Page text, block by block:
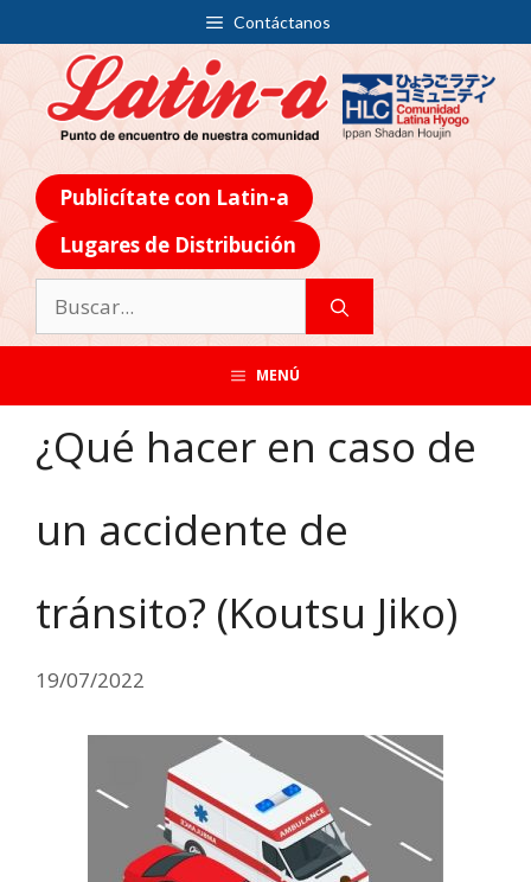
Contáctanos
Publicítate con Latin-a
Lugares de Distribución
MENÚ
¿Qué hacer en caso de
un accidente de
tránsito? (Koutsu Jiko)
19/07/2022